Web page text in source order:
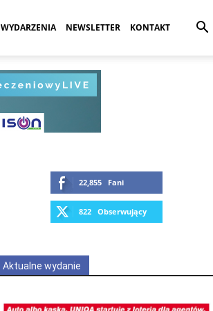
WYDARZENIA NEWSLETTER KONTAKT
22,855 Fani
LUBIĘ
822 Obserwujący
Aktualne wydanie